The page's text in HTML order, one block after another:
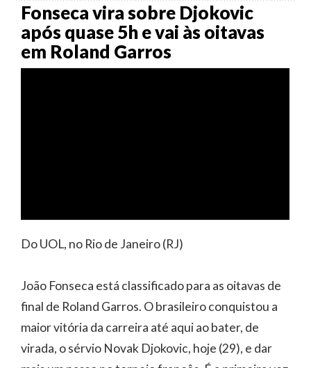
Fonseca vira sobre Djokovic
após quase 5h e vai às oitavas
em Roland Garros
Do UOL, no Rio de Janeiro (RJ)
João Fonseca está classificado para as oitavas de
final de Roland Garros. O brasileiro conquistou a
maior vitória da carreira até aqui ao bater, de
virada, o sérvio Novak Djokovic, hoje (29), e dar